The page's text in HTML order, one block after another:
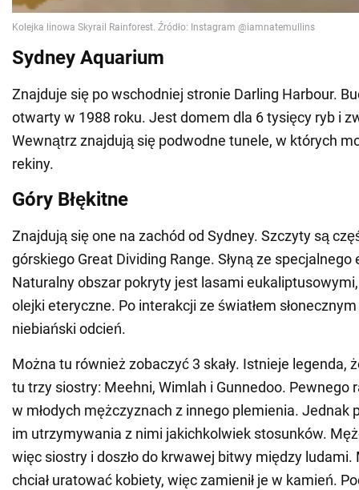
Sydney Aquarium
Znajduje się po wschodniej stronie Darling Harbour.
otwarty w 1988 roku. Jest domem dla 6 tysięcy ryb i
Wewnątrz znajdują się podwodne tunele, w których
rekiny.
Góry Błękitne
Znajdują się one na zachód od Sydney. Szczyty są
górskiego Great Dividing Range. Słyną ze
Naturalny obszar pokryty jest lasami
olejki eteryczne. Po interakcji ze światłem
niebiański odcień.
Można tu również zobaczyć 3 skały. Istnieje legenda,
tu trzy siostry: Meehni, Wimlah i Gunnedoo. Pewnego
w młodych mężczyznach z innego plemienia. Jednak
im utrzymywania z nimi jakichkolwiek stosunków.
więc siostry i doszło do krwawej bitwy między
chciał uratować kobiety, więc zamienił je w kamień.